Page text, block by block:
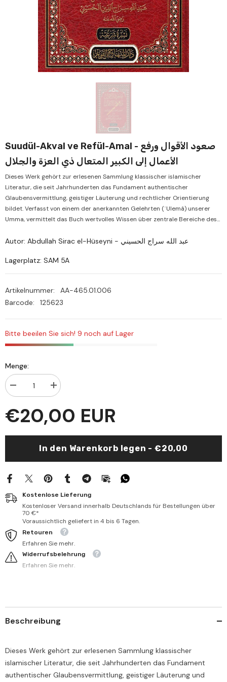
Suudül-Akval ve Refül-Amal - صعود الأقوال ورفع
الأعمال إلى الكبير المتعال ذي العزة والجلال
Dieses Werk gehört zur erlesenen Sammlung klassischer islamischer
Literatur, die seit Jahrhunderten das Fundament authentischer
Glaubensvermittlung, geistiger Läuterung und rechtlicher Orientierung
bildet. Verfasst von einem der anerkannten Gelehrten (ʿUlemâ) unserer
Umma, vermittelt das Buch wertvolles Wissen über zentrale Bereiche des...
Autor: Abdullah Sirac el-Hüseyni - عبد الله سراج الحسيني
Lagerplatz: SAM 5A
Artikelnummer:
AA-465.01.006
Barcode:
125623
Bitte beeilen Sie sich! 9 noch auf Lager
Menge:
verringern
Suudül-
Akval
Refül-
الأعمال
الكبير
المتعال
العزة
والجلال
Menge
erhöhen
Suudül-
Akval
Refül-
-
الأعمال
الكبير
المتعال
ذي
العزة
والجلال
€20,00 EUR
In den Warenkorb legen - €20,00
Kostenlose Lieferung
Kostenloser Versand innerhalb Deutschlands für Bestellungen über
70 €*
Voraussichtlich geliefert in 4 bis 6 Tagen.
Retouren
Erfahren Sie mehr.
Widerrufsbelehrung
Erfahren Sie mehr.
Beschreibung
Dieses Werk gehört zur erlesenen Sammlung klassischer
islamischer Literatur, die seit Jahrhunderten das Fundament
authentischer Glaubensvermittlung, geistiger Läuterung und